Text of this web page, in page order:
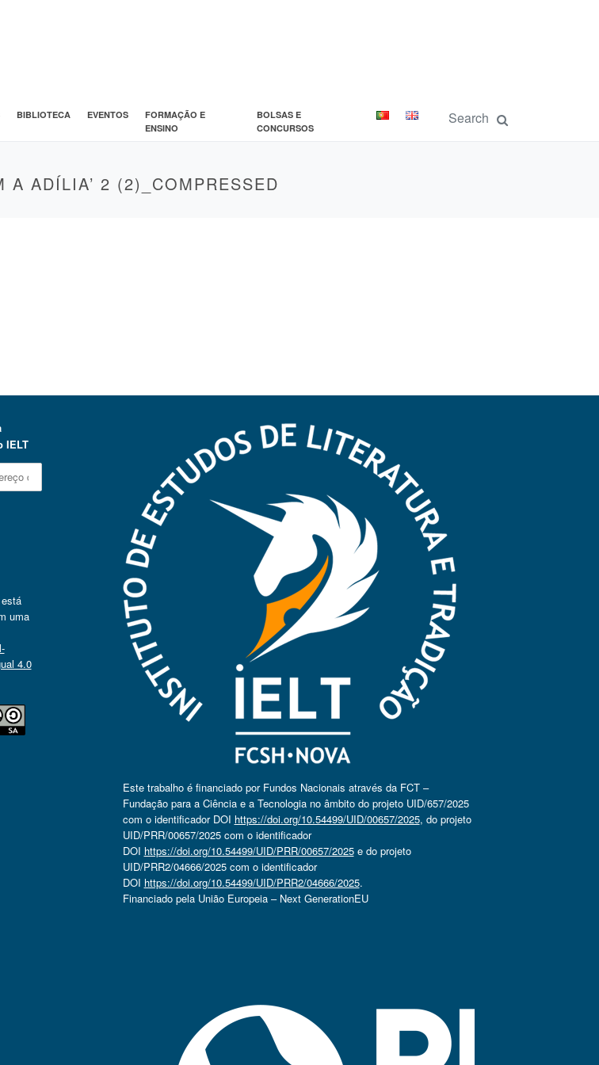
BIBLIOTECA EVENTOS
FORMAÇÃO E
ENSINO
BOLSAS E
CONCURSOS
A ADÍLIA’ 2 (2)_COMPRESSED
IELT
uma
4.0
Este trabalho é financiado por Fundos Nacionais através da FCT –
Fundação para a Ciência e a Tecnologia no âmbito do projeto UID/657/2025
com o identificador DOI https://doi.org/10.54499/UID/00657/2025, do projeto
UID/PRR/00657/2025 com o identificador
DOI https://doi.org/10.54499/UID/PRR/00657/2025e do projeto
UID/PRR2/04666/2025 com o identificador
DOI https://doi.org/10.54499/UID/PRR2/04666/2025.
Financiado pela União Europeia – Next GenerationEU